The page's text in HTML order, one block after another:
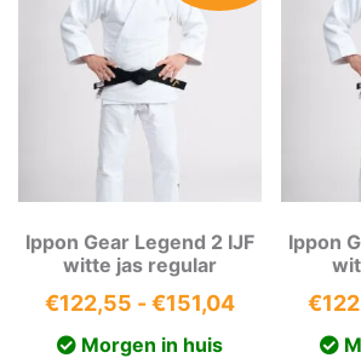
Ippon Gear Legend 2 IJF
witte jas regular
€122,55 -€151,04Prijsklasse:
Morgen in huis
Ippon
€